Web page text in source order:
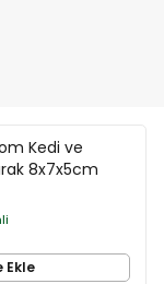
Kedi ve
8x7x5cm
Ekle